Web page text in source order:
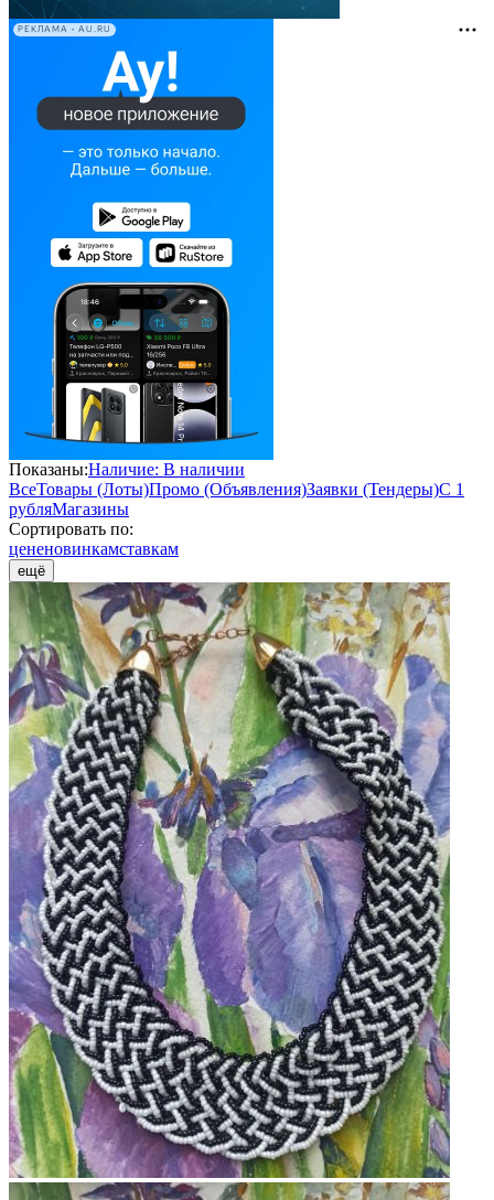
РЕКЛАМА • AU.RU
Показаны:Наличие: В наличии
ВсеТовары (Лоты)Промо (Объявления)Заявки (Тендеры)С 1
рубляМагазины
Сортировать по:
цененовинкамставкам
ещё